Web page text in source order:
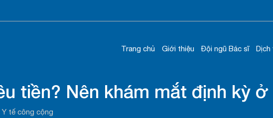
Trang chủ Giới thiệu Đội ngũ Bác sĩ Dịch
tiền? Nên khám mắt định kỳ ở
Y tế công cộng